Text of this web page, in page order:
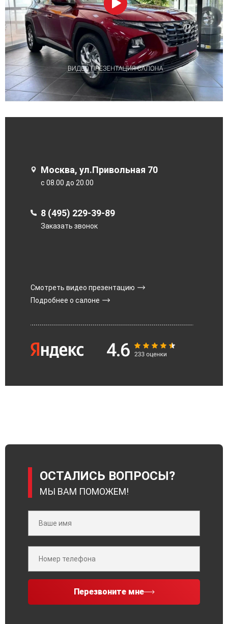
Москва, ул.Привольная 70
с 08.00 до 20.00
8 (495) 229-39-89
Заказать звонок
Смотреть видео презентацию
Подробнее о салоне
ОСТАЛИСЬ ВОПРОСЫ?
МЫ ВАМ ПОМОЖЕМ!
Перезвоните мне